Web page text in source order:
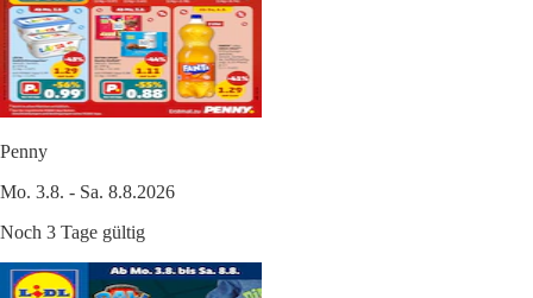
Penny
Mo. 3.8. - Sa. 8.8.2026
Noch 3 Tage gültig